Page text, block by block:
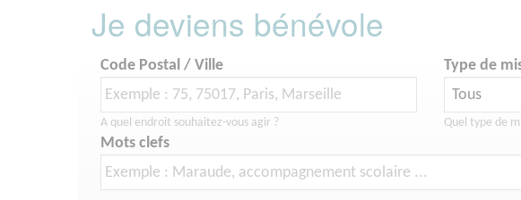
Je deviens bénévole
Code Postal / Ville
A quel endroit souhaitez-vous agir ?
Type de
Quel type de
Mots clefs